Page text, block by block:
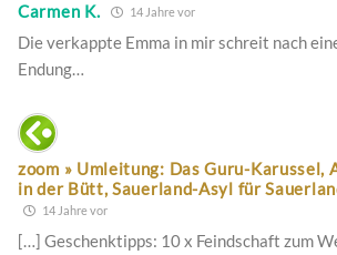
Carmen K. 14 Jahre vor
Die verkappte Emma in mir schreit nach
Endung…
zoom » Umleitung: Das Guru-Karussel,
in der Bütt, Sauerland-Asyl für
14 Jahre vor
[…] Geschenktipps: 10 x Feindschaft zum